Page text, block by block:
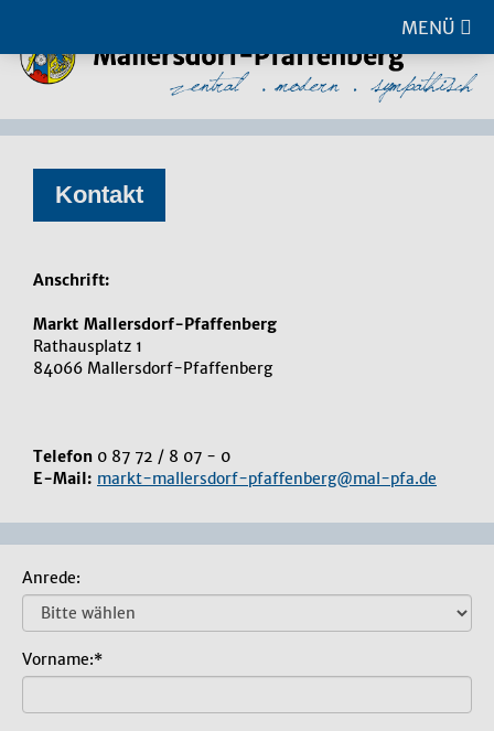
MENÜ
Kon­takt
Anschrift:
Markt Mallersdorf-Pfaffenberg
Rathausplatz 1
84066 Mallersdorf-Pfaffenberg
Telefon 0 87 72 / 8 07 - 0
E-Mail: markt-mallersdorf-pfaffenberg@mal-pfa.de
Anrede:
Vorname:*